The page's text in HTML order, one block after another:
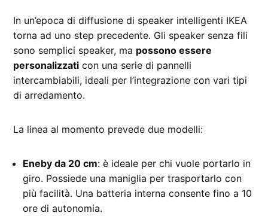
In un’epoca di diffusione di speaker intelligenti IKEA
torna ad uno step precedente. Gli speaker senza fili
sono semplici speaker, ma possono essere
personalizzati con una serie di pannelli
intercambiabili, ideali per l’integrazione con vari tipi
di arredamento.
La linea al momento prevede due modelli:
Eneby da 20 cm: è ideale per chi vuole portarlo in
giro. Possiede una maniglia per trasportarlo con
più facilità. Una batteria interna consente fino a 10
ore di autonomia.